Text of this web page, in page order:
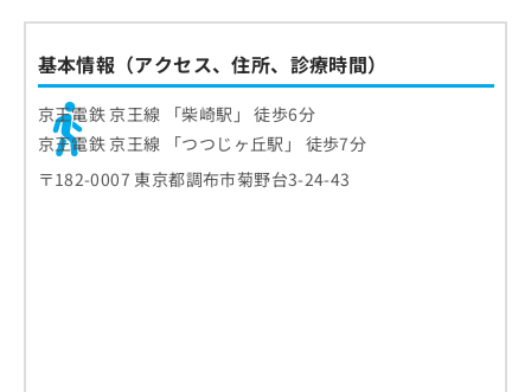
基本情報（アクセス、住所、診療時間）
京王電鉄 京王線 「柴崎駅」 徒歩6分
京王電鉄 京王線 「つつじヶ丘駅」 徒歩7分
〒182-0007 東京都調布市菊野台3-24-43